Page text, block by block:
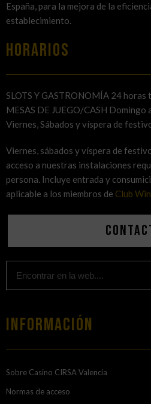
España, para la mejora de la
establecimiento.
HORARIOS
SLOTS Y GASTRONOMÍA 24 horas
MESAS DE JUEGO/CASH Domingo
Viernes, Sábados y víspera de
Viernes, sábados y víspera de
acceso a nuestras instalaciones
persona. Incluye entrada y
aplicable a los miembros de Club
Información
Sobre Casino CIRSA Valencia
Normas de acceso